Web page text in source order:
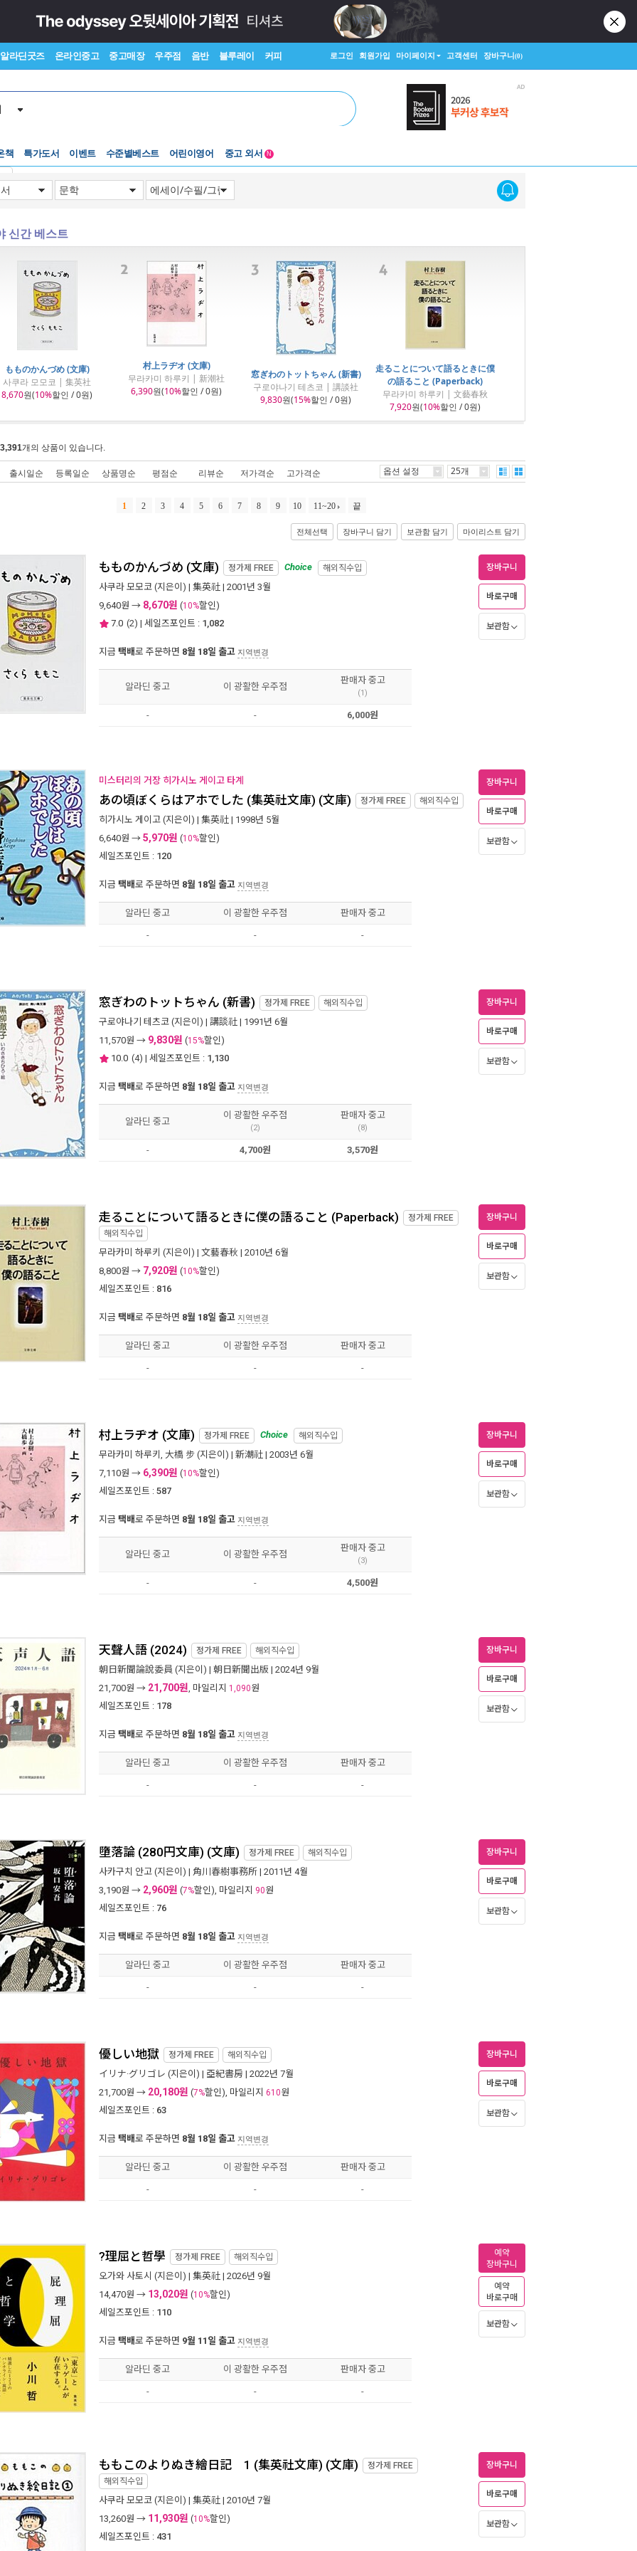
알라딘굿즈 온라인중고 중고매장 우주점 음반 블루레이 커피 로그인 회원가입 마이페이지 고객센터 장바구니(0)
책 특가도서 이벤트
Lexile®
어린이영어
5백원부터
N
신간 베스트
もものかんづめ (文庫)
사쿠라 모모코 | 集英社
8,670원(10%할인 / 0원)
村上ラヂオ (文庫)
무라카미 하루키 | 新潮社
6,390원(10%할인 / 0원)
窓ぎわのトットちゃん (新書)
구로야나기 테츠코 | 講談社
9,830원(15%할인 / 0원)
走ることについて語るときに僕
の語ること (Paperback)
무라카미 하루키 | 文藝春秋
7,920원(10%할인 / 0원)
개의 상품이 있습니다.
출시일순 등록일순 상품명순 평점순 리뷰순 저가격순 고가격순 옵션 설정 25개
1 2 3 4 5 6 7 8 9 10 11~20 끝
전체선택 장바구니 담기 보관함 담기 마이리스트 담기
もものかんづめ (文庫) 정가제 FREE Choice 해외직수입
사쿠라 모모코 (지은이) | 集英社 | 2001년 3월
9,640원 → 8,670원 (10%할인)
7.0 (2) | 세일즈포인트 : 1,082
지금 택배로 주문하면 8월 18일 출고 지역변경
장바구니
바로구매
보관함
알라딘 중고 이 광활한 우주점
판매자 중고
(1)
- - 6,000원
미스터리의 거장 히가시노 게이고 타계
あの頃ぼくらはアホでした (集英社文庫) (文庫) 정가제 FREE 해외직수입
히가시노 게이고 (지은이) | 集英社 | 1998년 5월
6,640원 → 5,970원 (10%할인)
세일즈포인트 : 120
지금 택배로 주문하면 8월 18일 출고 지역변경
장바구니
바로구매
보관함
알라딘 중고 이 광활한 우주점 판매자 중고
- - -
窓ぎわのトットちゃん (新書) 정가제 FREE 해외직수입
구로야나기 테츠코 (지은이) | 講談社 | 1991년 6월
11,570원 → 9,830원 (15%할인)
10.0 (4) | 세일즈포인트 : 1,130
지금 택배로 주문하면 8월 18일 출고 지역변경
장바구니
바로구매
보관함
알라딘 중고
이 광활한 우주점
(2)
판매자 중고
(8)
- 4,700원 3,570원
走ることについて語るときに僕の語ること (Paperback) 정가제 FREE
해외직수입
무라카미 하루키 (지은이) | 文藝春秋 | 2010년 6월
8,800원 → 7,920원 (10%할인)
세일즈포인트 : 816
지금 택배로 주문하면 8월 18일 출고 지역변경
장바구니
바로구매
보관함
알라딘 중고 이 광활한 우주점 판매자 중고
- - -
村上ラヂオ (文庫) 정가제 FREE Choice 해외직수입
무라카미 하루키 , 大橋 步 (지은이) | 新潮社 | 2003년 6월
7,110원 → 6,390원 (10%할인)
세일즈포인트 : 587
지금 택배로 주문하면 8월 18일 출고 지역변경
장바구니
바로구매
보관함
알라딘 중고 이 광활한 우주점
판매자 중고
(3)
- - 4,500원
天聲人語 (2024) 정가제 FREE 해외직수입
朝日新聞論說委員 (지은이) | 朝日新聞出版 | 2024년 9월
21,700원 → 21,700원, 마일리지 1,090원
세일즈포인트 : 178
지금 택배로 주문하면 8월 18일 출고 지역변경
장바구니
바로구매
보관함
알라딘 중고 이 광활한 우주점 판매자 중고
- - -
墮落論 (280円文庫) (文庫) 정가제 FREE 해외직수입
사카구치 안고 (지은이) | 角川春樹事務所 | 2011년 4월
3,190원 → 2,960원 (7%할인), 마일리지 90원
세일즈포인트 : 76
지금 택배로 주문하면 8월 18일 출고 지역변경
장바구니
바로구매
보관함
알라딘 중고 이 광활한 우주점 판매자 중고
- - -
優しい地獄 정가제 FREE 해외직수입
イリナ·グリゴレ (지은이) | 亞紀書房 | 2022년 7월
21,700원 → 20,180원 (7%할인), 마일리지 610원
세일즈포인트 : 63
지금 택배로 주문하면 8월 18일 출고 지역변경
장바구니
바로구매
보관함
알라딘 중고 이 광활한 우주점 판매자 중고
- - -
?理屈と哲學 정가제 FREE 해외직수입
오가와 사토시 (지은이) | 集英社 | 2026년 9월
14,470원 → 13,020원 (10%할인)
세일즈포인트 : 110
지금 택배로 주문하면 9월 11일 출고 지역변경
예약
장바구니
예약
바로구매
보관함
알라딘 중고 이 광활한 우주점 판매자 중고
- - -
ももこのよりぬき繪日記 1 (集英社文庫) (文庫) 정가제 FREE
해외직수입
사쿠라 모모코 (지은이) | 集英社 | 2010년 7월
13,260원 → 11,930원 (10%할인)
세일즈포인트 : 431
장바구니
바로구매
보관함